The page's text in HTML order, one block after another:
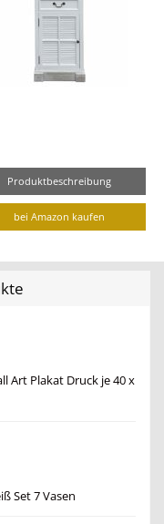
Produktbeschreibung
bei Amazon kaufen
Art Plakat Druck je 40 x
Set 7 Vasen